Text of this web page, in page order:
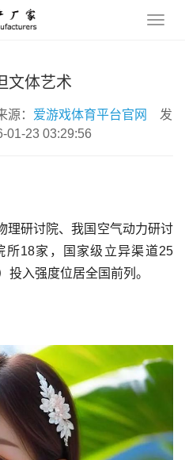
文体艺术
源： 爱游戏体育平台官网
发
01-23 03:29:56
所18家，国家级立异渠道25